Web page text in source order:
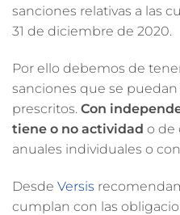
sanciones relativas a las
31 de diciembre de 2020.
Por ello debemos de
sanciones que se
prescritos. Con
tiene o no actividad o de
anuales individuales o
Desde Versis
cumplan con las